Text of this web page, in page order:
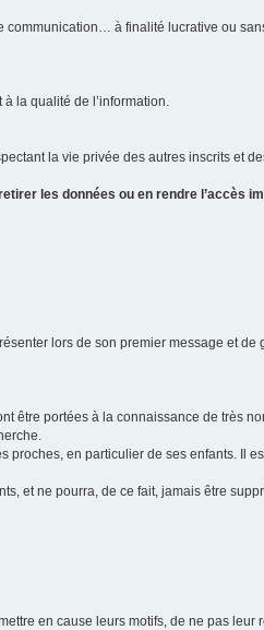
communication… à finalité lucrative ou
la qualité de l’information.
la vie privée des autres inscrits et
les données ou en rendre l’accès
lors de son premier message et de
être portées à la connaissance de très
proches, en particulier de ses enfants. Il
et ne pourra, de ce fait, jamais être
en cause leurs motifs, de ne pas leur